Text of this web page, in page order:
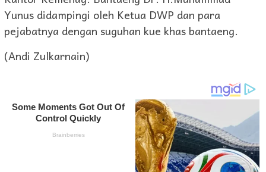
Yunus didampingi oleh Ketua DWP dan para
pejabatnya dengan suguhan kue khas bantaeng.
(Andi Zulkarnain)